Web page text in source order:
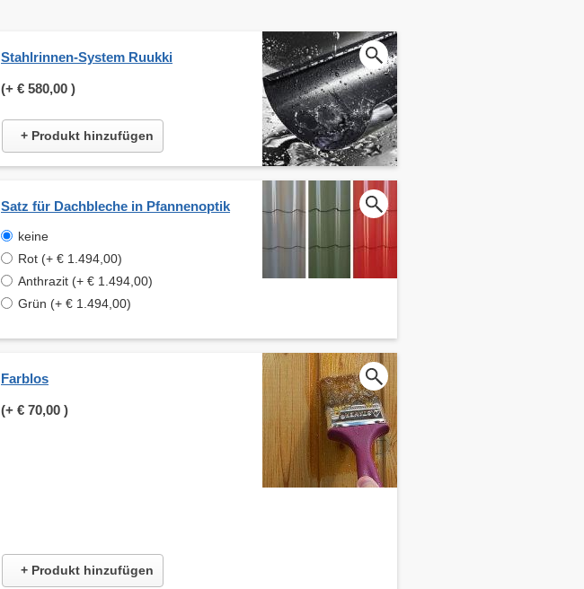
Stahlrinnen-System Ruukki
(+ € 580,00 )
+ Produkt hinzufügen
Satz für Dachbleche in Pfannenoptik
keine
Rot (+ € 1.494,00)
Anthrazit (+ € 1.494,00)
Grün (+ € 1.494,00)
Farblos
(+ € 70,00 )
+ Produkt hinzufügen